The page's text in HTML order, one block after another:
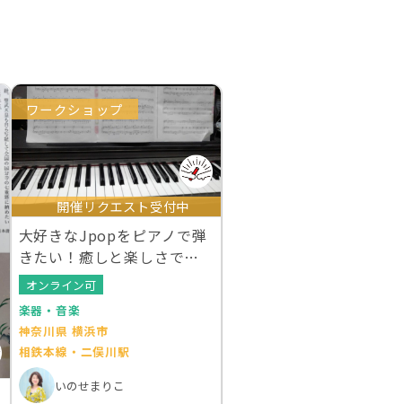
ワークショップ
開催リクエスト受付中
大好きなJpopをピアノで弾
きたい！癒しと楽しさでに
溢れる満足講座
オンライン可
楽器・音楽
神奈川県 横浜市
相鉄本線・二俣川駅
いのせまりこ